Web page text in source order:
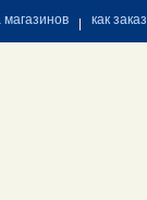
магазинов как